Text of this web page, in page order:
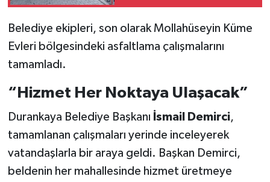
Belediye ekipleri, son olarak Mollahüseyin Küme
Evleri bölgesindeki asfaltlama çalışmalarını
tamamladı.
“Hizmet Her Noktaya Ulaşacak”
Durankaya Belediye Başkanı İsmail Demirci,
tamamlanan çalışmaları yerinde inceleyerek
vatandaşlarla bir araya geldi. Başkan Demirci,
beldenin her mahallesinde hizmet üretmeye
SİYASET
SPOR
YAŞAM